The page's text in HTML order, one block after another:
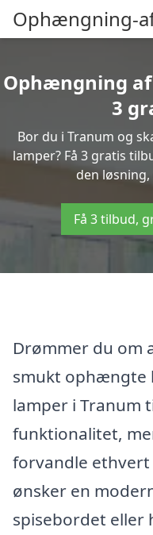
Ophængning-
Ophængning
3
Bor du i Tranum og
lamper? Få 3 gratis
den
Få 3 tilbud,
Drømmer du om
smukt ophængte
lamper i Tranum
funktionalitet,
forvandle ethvert
ønsker en
spisebordet eller